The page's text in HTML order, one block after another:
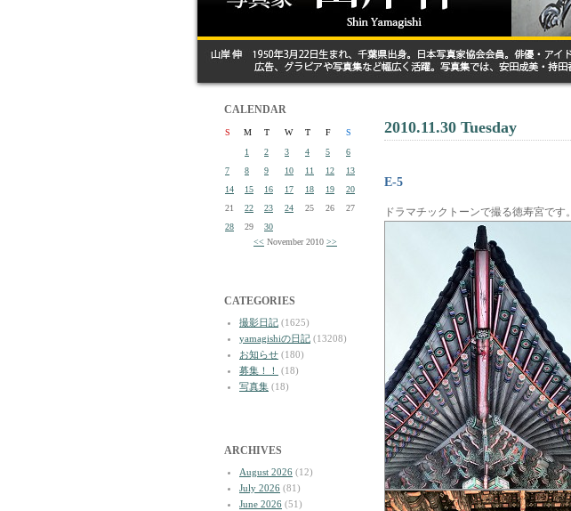
CALENDAR
S M T W T F
S
1
2 3 4 5
6
7
8 9 10 11 12
13
14
15 16 17 18 19
20
21
22 23 24 25 26
27
28
29
30
<< November 2010 >>
CATEGORIES
撮影日記 (1625)
yamagishiの日記 (13208)
お知らせ (180)
募集！！
(18)
写真集 (18)
ARCHIVES
August 2026 (12)
July 2026 (81)
June 2026 (51)
2010.11.30 Tuesday
E-5
ドラマチックトーンで撮る徳寿宮です。